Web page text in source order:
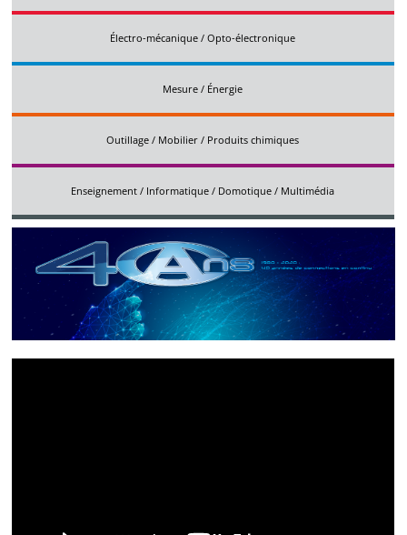
Électro-mécanique / Opto-électronique
Mesure / Énergie
Outillage / Mobilier / Produits chimiques
Enseignement / Informatique / Domotique / Multimédia